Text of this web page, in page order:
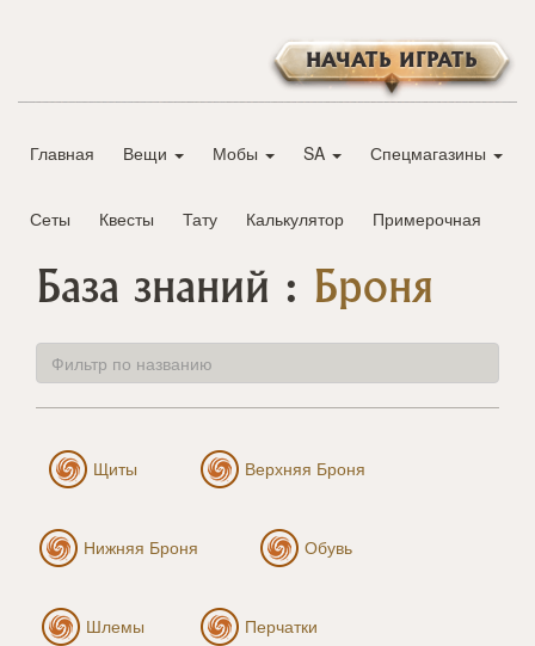
НАЧАТЬ ИГРАТЬ
Главная Вещи Мобы SA Спецмагазины
Сеты Квесты Тату Калькулятор Примерочная
База знаний : Броня
Щиты Верхняя Броня
Нижняя Броня Обувь
Шлемы Перчатки